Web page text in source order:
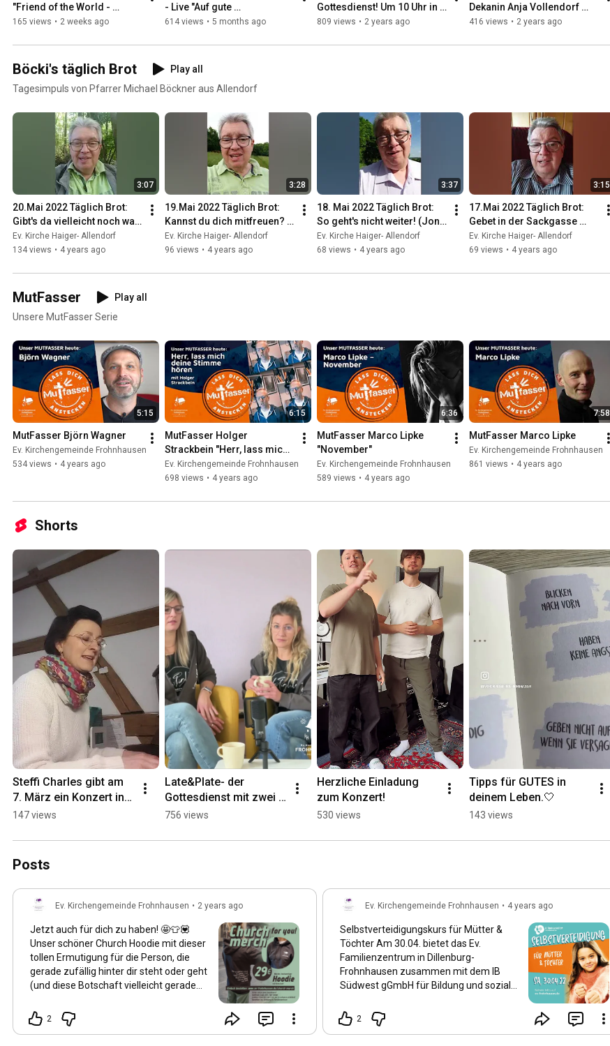
"Friend of the World -
Enemy of God?!"
165 views • 2 weeks ago
- Live "Auf gute
Nachbarschaft - Teil 3"
614 views • 5 months ago
Gottesdienst! Um 10 Uhr in
der Kirche, herzlich
809 views • 2 years ago
Dekanin Anja Vollendorf
stellt sich vor
416 views • 2 years ago
Böcki's täglich Brot
Play all
Tagesimpuls von Pfarrer Michael Böckner aus Allendorf
3:07
20.Mai 2022 Täglich Brot:
Gibt's da vielleicht noch was
besseres? (Gal.1,1-9)
Ev. Kirche Haiger- Allendorf
134 views • 4 years ago
3:28
19.Mai 2022 Täglich Brot:
Kannst du dich mitfreuen?
(Jona 4, 1-10)
Ev. Kirche Haiger- Allendorf
96 views • 4 years ago
3:37
18. Mai 2022 Täglich Brot:
So geht's nicht weiter! (Jona
3,1-10)
Ev. Kirche Haiger- Allendorf
68 views • 4 years ago
3:15
17.Mai 2022 Täglich Brot:
Gebet in der Sackgasse
(Jona 2,1-11)
Ev. Kirche Haiger- Allendorf
69 views • 4 years ago
MutFasser
Play all
Unsere MutFasser Serie
5:15
MutFasser Björn Wagner
Ev. Kirchengemeinde Frohnhausen
534 views • 4 years ago
6:15
MutFasser Holger
Strackbein "Herr, lass mich
deine Stimme hören"
Ev. Kirchengemeinde Frohnhausen
698 views • 4 years ago
6:36
MutFasser Marco Lipke
"November"
Ev. Kirchengemeinde Frohnhausen
589 views • 4 years ago
7:58
MutFasser Marco Lipke
Ev. Kirchengemeinde Frohnhausen
861 views • 4 years ago
Shorts
Steffi Charles gibt am
7. März ein Konzert in
unserer Kirche!
147 views
Late&Plate- der
Gottesdienst mit zwei
Gängen
756 views
Herzliche Einladung
zum Konzert!
530 views
Tipps für GUTES in
deinem Leben.🤍
143 views
Posts
Ev. Kirchengemeinde Frohnhausen • 2 years ago
Jetzt auch für dich zu haben! 🤩👕💟
Unser schöner Church Hoodie mit dieser
tollen Ermutigung für die Person, die
gerade zufällig hinter dir steht oder geht
(und diese Botschaft vielleicht gerade
person behind me, you are not alone.
Have a great day and always remember:
2
Ev. Kirchengemeinde Frohnhausen • 4 years ago
Selbstverteidigungskurs für Mütter &
Töchter Am 30.04. bietet das Ev.
Familienzentrum in Dillenburg-
Frohnhausen zusammen mit dem IB
Südwest gGmbH für Bildung und soziale
für Mütter und ihre Töchter an. Der Kurs
findet von 9-16h statt und kostet pro
2